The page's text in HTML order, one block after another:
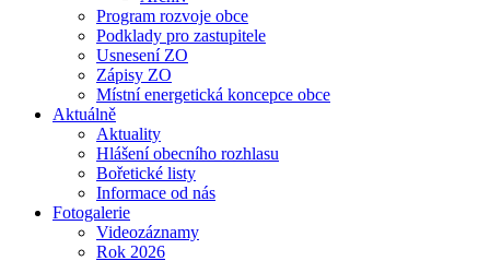
Program rozvoje obce
Podklady pro zastupitele
Usnesení ZO
Zápisy ZO
Místní energetická koncepce obce
Aktuálně
Aktuality
Hlášení obecního rozhlasu
Bořetické listy
Informace od nás
Fotogalerie
Videozáznamy
Rok 2026